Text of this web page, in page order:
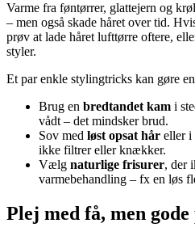
Varme fra føntørrer, glattejern og
– men også skade håret over tid.
prøv at lade håret lufttørre oftere,
styler.
Et par enkle stylingtricks kan gøre
Brug en bredtandet kam i
vådt – det mindsker brud.
Sov med løst opsat hår eller i
ikke filtrer eller knækker.
Vælg naturlige frisurer, der
varmebehandling – fx en løs
Plej med få, men